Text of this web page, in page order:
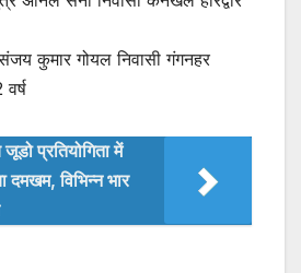
कुमार गोयल निवासी गंगनहर
प्रतियोगिता में
दमखम, विभिन्न भार